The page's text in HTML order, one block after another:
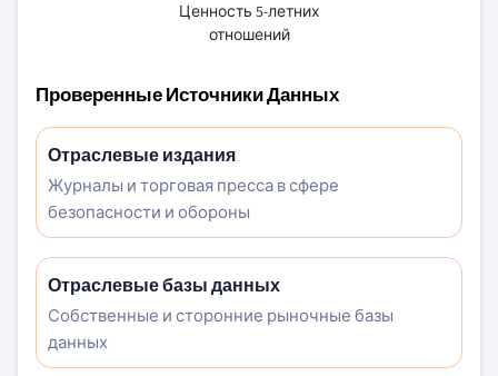
Ценность 5-летних
отношений
Проверенные Источники Данных
Отраслевые издания
Журналы и торговая пресса в сфере
безопасности и обороны
Отраслевые базы данных
Собственные и сторонние рыночные базы
данных